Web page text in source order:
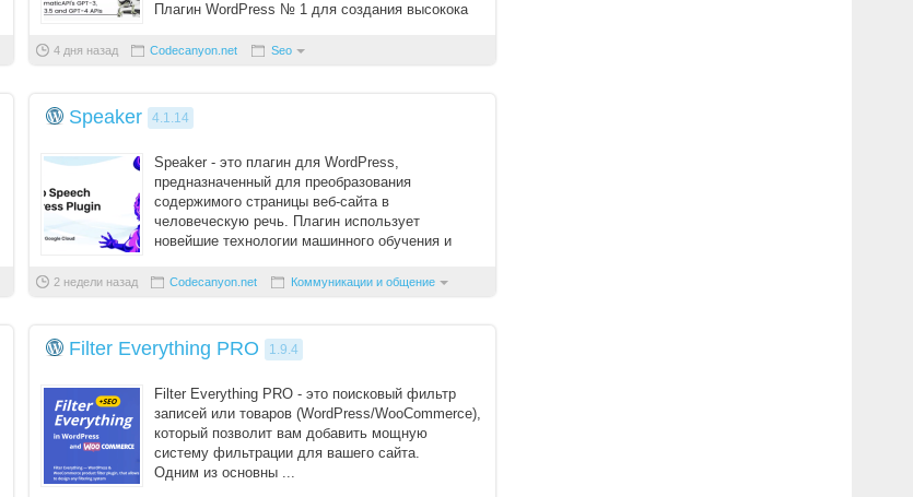
Плагин WordPress № 1 для создания высокока
4 дня назад Codecanyon.net Seo
Speaker 4.1.14
Speaker - это плагин для WordPress,
предназначенный для преобразования
содержимого страницы веб-сайта в
человеческую речь. Плагин использует
новейшие технологии машинного обучения и
2 недели назад Codecanyon.net Коммуникации и общение
Filter Everything PRO 1.9.4
Filter Everything PRO - это поисковый фильтр
записей или товаров (WordPress/WooCommerce),
который позволит вам добавить мощную
систему фильтрации для вашего сайта.
Одним из основны ...